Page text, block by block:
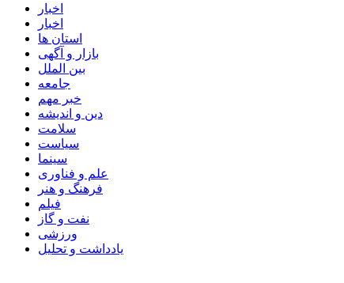
اخبار
اخبار
استان ها
بازار و آگهی
بین الملل
جامعه
خبر مهم
دین و اندیشه
سلامت
سیاست
سینما
علم و فناوری
فرهنگ و هنر
فیلم
نفت و گاز
ورزشی
یادداشت و تحلیل